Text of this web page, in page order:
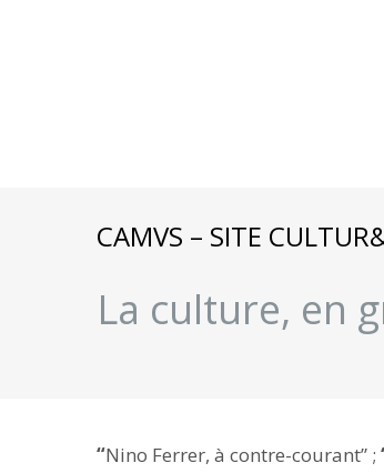
CAMVS – SITE
La culture, en
“Nino Ferrer, à contre-courant” ;